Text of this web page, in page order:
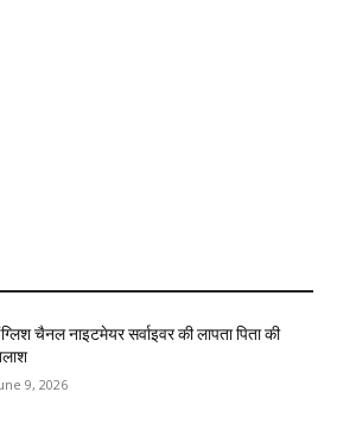
चैनल नाइटमेयर सर्वाइवर की लापता पिता की
9, 2026